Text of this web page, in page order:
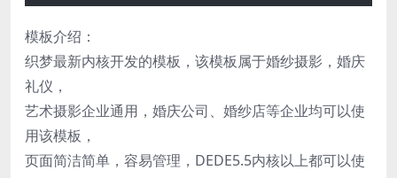
模板介绍：
织梦最新内核开发的模板，该模板属于婚纱摄影，婚庆
礼仪，
艺术摄影企业通用，婚庆公司、婚纱店等企业均可以使
用该模板，
页面简洁简单，容易管理，DEDE5.5内核以上都可以使